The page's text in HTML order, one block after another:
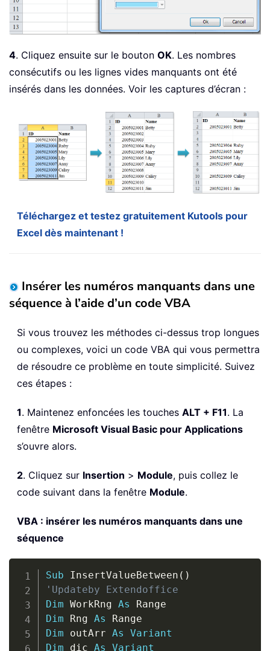
4. Cliquez ensuite sur le bouton OK. Les nombres
consécutifs ou les lignes vides manquants ont été
insérés dans les données. Voir les captures d’écran :
Téléchargez et testez gratuitement Kutools pour
Excel dès maintenant !
Insérer les numéros manquants dans une
séquence à l’aide d’un code VBA
Si vous trouvez les méthodes ci-dessus trop longues
ou complexes, voici un code VBA qui vous permettra
de résoudre ce problème en toute simplicité. Suivez
ces étapes :
1. Maintenez enfoncées les touches ALT + F11. La
fenêtre Microsoft Visual Basic pour Applications
s’ouvre alors.
2. Cliquez sur Insertion > Module, puis collez le
code suivant dans la fenêtre Module.
VBA : insérer les numéros manquants dans une
séquence
Sub InsertValueBetween ( )
'Updateby Extendoffice
Dim WorkRng As
Dim Rng As
Dim outArr As
Variant
Dim dic As Variant